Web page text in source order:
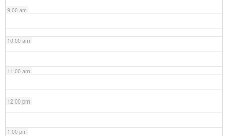
9:00 am
10:00 am
11:00 am
12:00 pm
1:00 pm